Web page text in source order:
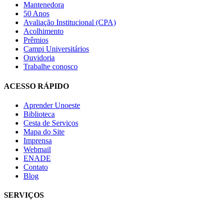
Mantenedora
50 Anos
Avaliação Institucional (CPA)
Acolhimento
Prêmios
Campi Universitários
Ouvidoria
Trabalhe conosco
ACESSO RÁPIDO
Aprender Unoeste
Biblioteca
Cesta de Serviços
Mapa do Site
Imprensa
Webmail
ENADE
Contato
Blog
SERVIÇOS